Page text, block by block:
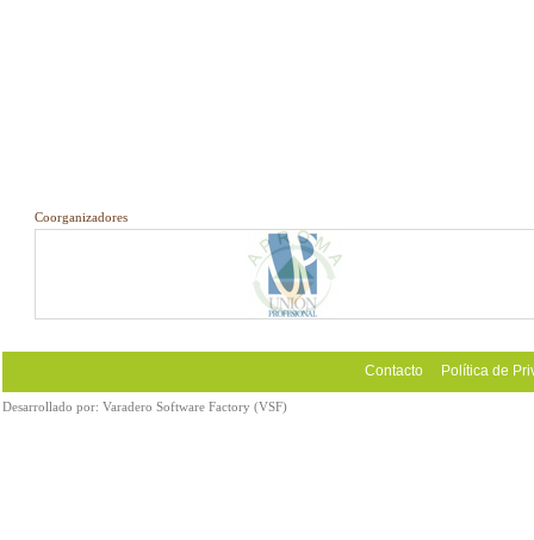
Coorganizadores
Contacto Política de
Desarrollado por: Varadero Software Factory (VSF)